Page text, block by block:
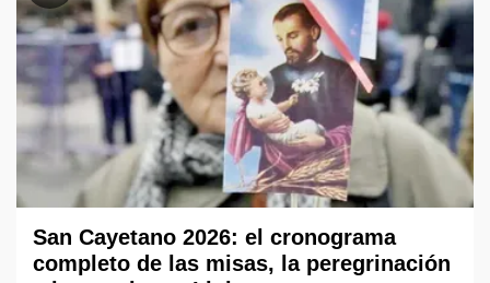
San Cayetano 2026: el cronograma
completo de las misas, la peregrinación